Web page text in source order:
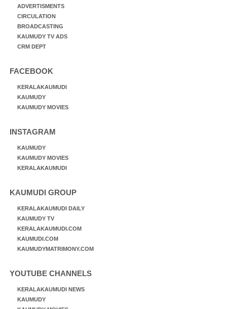
ADVERTISMENTS
CIRCULATION
BROADCASTING
KAUMUDY TV ADS
CRM DEPT
FACEBOOK
KERALAKAUMUDI
KAUMUDY
KAUMUDY MOVIES
INSTAGRAM
KAUMUDY
KAUMUDY MOVIES
KERALAKAUMUDI
KAUMUDI GROUP
KERALAKAUMUDI DAILY
KAUMUDY TV
KERALAKAUMUDI.COM
KAUMUDI.COM
KAUMUDYMATRIMONY.COM
YOUTUBE CHANNELS
KERALAKAUMUDI NEWS
KAUMUDY